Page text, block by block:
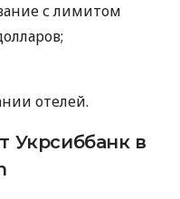
с лимитом
отелей.
Укрсиббанк в